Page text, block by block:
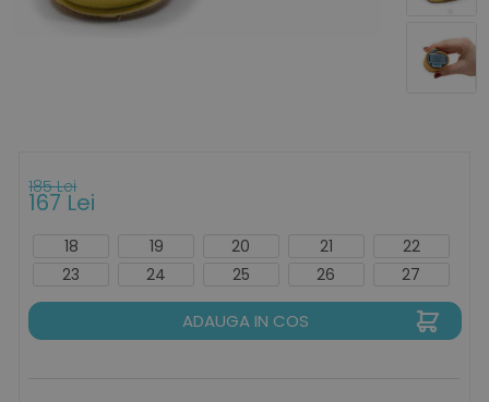
185 Lei
167 Lei
18 19 20 21
22
23
24 25 26 27
ADAUGA IN COS